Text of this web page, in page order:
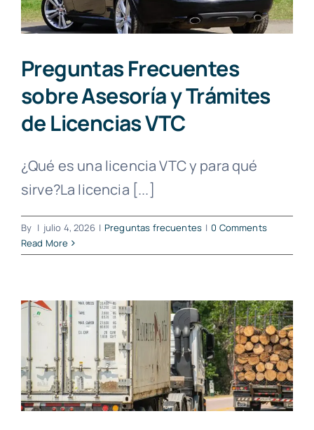
Preguntas Frecuentes
sobre Asesoría y Trámites
de Licencias VTC
¿Qué es una licencia VTC y para qué
sirve?La licencia [...]
By | julio 4, 2026 | Preguntas frecuentes | 0 Comments
Read More